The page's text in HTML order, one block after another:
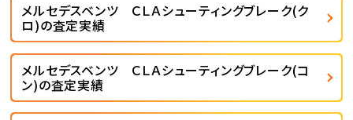
メルセデスベンツ ＣＬＡシューティングブレーク(ク
ロ)の査定実績
メルセデスベンツ ＣＬＡシューティングブレーク(コ
ン)の査定実績